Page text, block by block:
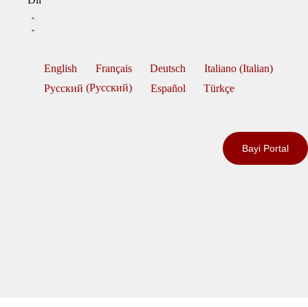
English Français Deutsch Italiano(Italian)
Русский (Pусский) Español Türkçe
Bayi Portal